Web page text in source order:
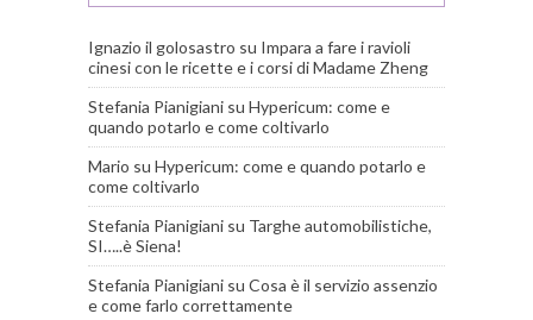
Ignazio il golosastro su Impara a fare i ravioli
cinesi con le ricette e i corsi di Madame Zheng
Stefania Pianigiani su Hypericum: come e
quando potarlo e come coltivarlo
Mario su Hypericum: come e quando potarlo e
come coltivarlo
Stefania Pianigiani su Targhe automobilistiche,
SI…..è Siena!
Stefania Pianigiani su Cosa è il servizio assenzio
e come farlo correttamente